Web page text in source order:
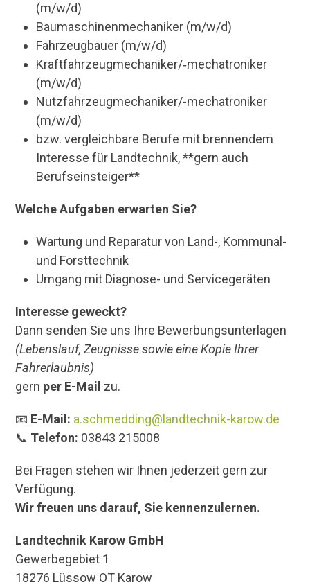
(m/w/d)
Baumaschinenmechaniker (m/w/d)
Fahrzeugbauer (m/w/d)
Kraftfahrzeugmechaniker/‑mechatroniker
(m/w/d)
Nutzfahrzeugmechaniker/-mechatroniker
(m/w/d)
bzw. vergleichbare Berufe mit brennendem
Interesse für Landtechnik, **gern auch
Berufseinsteiger**
Welche Aufgaben erwarten Sie?
Wartung und Reparatur von Land-, Kommunal-
und Forsttechnik
Umgang mit Diagnose- und Servicegeräten
Interesse geweckt?
Dann senden Sie uns Ihre Bewerbungsunterlagen
(Lebenslauf, Zeugnisse sowie eine Kopie Ihrer
Fahrerlaubnis)
gern per E-Mail zu.
📧 E-Mail: a.schmedding@landtechnik-karow.de
📞 Telefon: 03843 215008
Bei Fragen stehen wir Ihnen jederzeit gern zur
Verfügung.
Wir freuen uns darauf, Sie kennenzulernen.
Landtechnik Karow GmbH
Gewerbegebiet 1
18276 Lüssow OT Karow